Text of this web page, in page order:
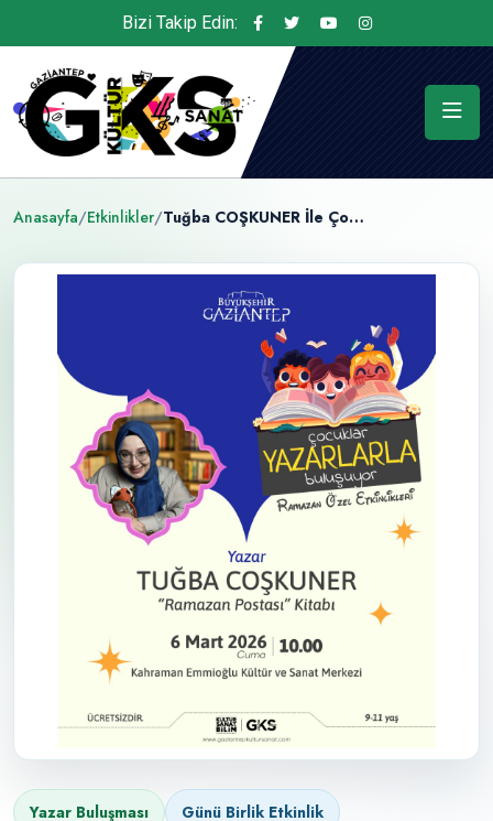
Bizi Takip Edin:
Anasayfa/Etkinlikler/ Tuğba COŞKUNER İle Çocuklar Yazarlarla Buluşuyor Etkinliği Düzenleniyor
Yazar Buluşması Günü Birlik Etkinlik